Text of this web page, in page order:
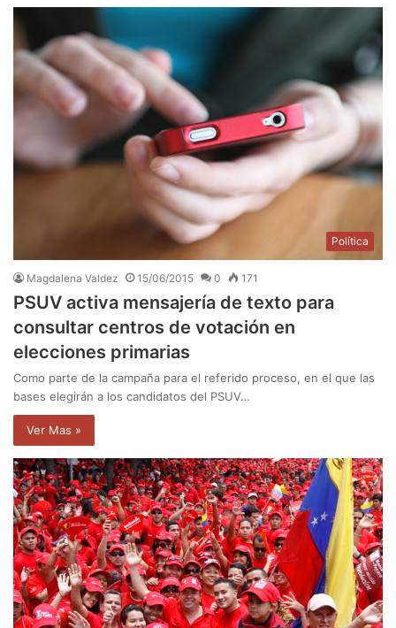
Política
Magdalena Valdez 15/06/2015 0 171
PSUV activa mensajería de texto para
consultar centros de votación en
elecciones primarias
Como parte de la campaña para el referido proceso, en el que las
bases elegirán a los candidatos del PSUV…
Ver Mas »